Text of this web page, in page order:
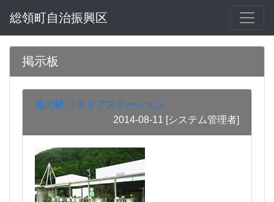
総領町自治振興区
掲示板
道の駅 リストアステーション
2014-08-11 [システム管理者]